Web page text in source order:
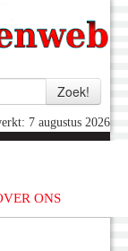
7 augustus 2026
ONS